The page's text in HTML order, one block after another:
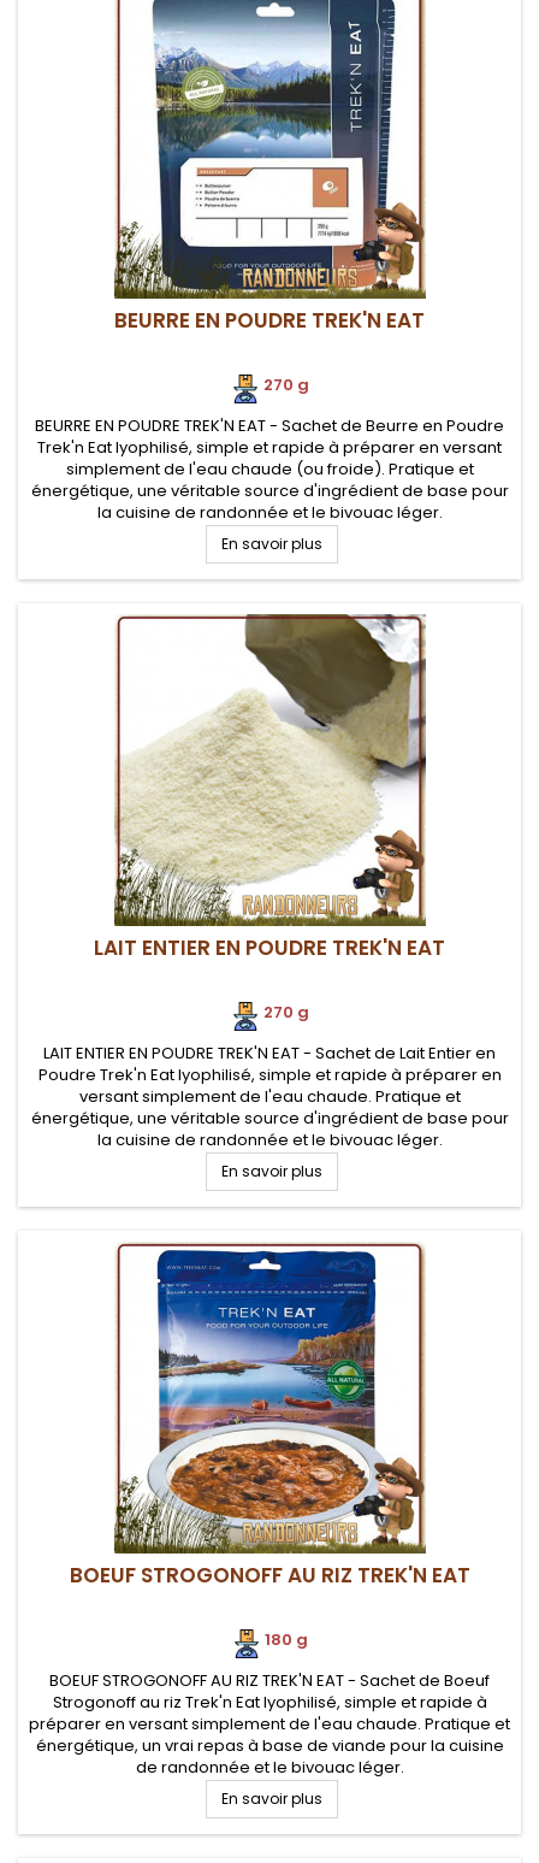
BEURRE EN POUDRE TREK'N EAT
270 g
BEURRE EN POUDRE TREK'N EAT - Sachet de Beurre en Poudre
Trek'n Eat lyophilisé, simple et rapide à préparer en versant
simplement de l'eau chaude (ou froide). Pratique et
énergétique, une véritable source d'ingrédient de base pour
la cuisine de randonnée et le bivouac léger.
En savoir plus
LAIT ENTIER EN POUDRE TREK'N EAT
270 g
LAIT ENTIER EN POUDRE TREK'N EAT - Sachet de Lait Entier en
Poudre Trek'n Eat lyophilisé, simple et rapide à préparer en
versant simplement de l'eau chaude. Pratique et
énergétique, une véritable source d'ingrédient de base pour
la cuisine de randonnée et le bivouac léger.
En savoir plus
BOEUF STROGONOFF AU RIZ TREK'N EAT
180 g
BOEUF STROGONOFF AU RIZ TREK'N EAT - Sachet de Boeuf
Strogonoff au riz Trek'n Eat lyophilisé, simple et rapide à
préparer en versant simplement de l'eau chaude. Pratique et
énergétique, un vrai repas à base de viande pour la cuisine
de randonnée et le bivouac léger.
En savoir plus